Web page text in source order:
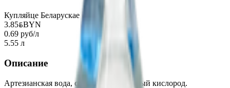
Купляйце Беларускае
3.85BYNBYN
0.69 руб/л
5.55 л
Описание
Артезианская вода, содержит природный кислород.